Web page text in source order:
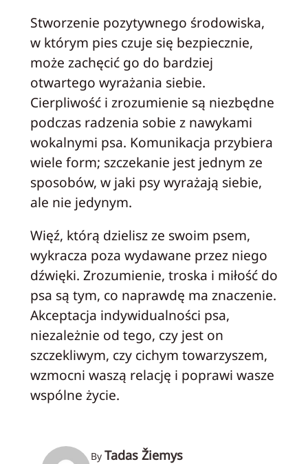
Stworzenie pozytywnego środowiska,
w którym pies czuje się bezpiecznie,
może zachęcić go do bardziej
otwartego wyrażania siebie.
Cierpliwość i zrozumienie są niezbędne
podczas radzenia sobie z nawykami
wokalnymi psa. Komunikacja przybiera
wiele form; szczekanie jest jednym ze
sposobów, w jaki psy wyrażają siebie,
ale nie jedynym.
Więź, którą dzielisz ze swoim psem,
wykracza poza wydawane przez niego
dźwięki. Zrozumienie, troska i miłość do
psa są tym, co naprawdę ma znaczenie.
Akceptacja indywidualności psa,
niezależnie od tego, czy jest on
szczekliwym, czy cichym towarzyszem,
wzmocni waszą relację i poprawi wasze
wspólne życie.
By Tadas Žiemys